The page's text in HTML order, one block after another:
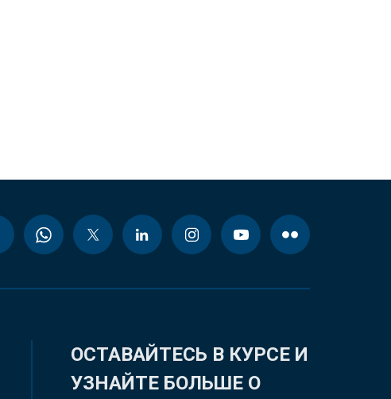
ОСТАВАЙТЕСЬ В КУРСЕ И
УЗНАЙТЕ БОЛЬШЕ О